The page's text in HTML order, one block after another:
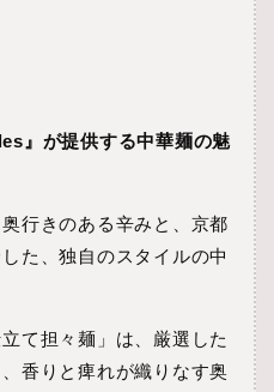
』が提供する中華麺の魅
行きのある辛みと、京都
た、独自のスタイルの中
て担々麺」は、厳選した
香りと痺れが織りなす奥